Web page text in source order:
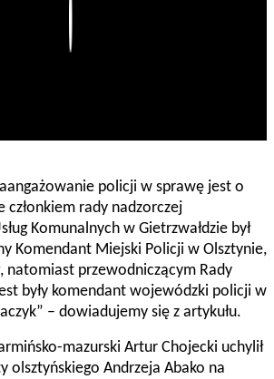
policji w sprawę jest o
członkiem rady nadzorczej
Komunalnych w Gietrzwałdzie był
Komendant Miejski Policji w Olsztynie,
natomiast przewodniczącym Rady
były komendant wojewódzki policji w
– dowiadujemy się z artykułu.
mazurski Artur Chojecki uchylił
olsztyńskiego Andrzeja Abako na